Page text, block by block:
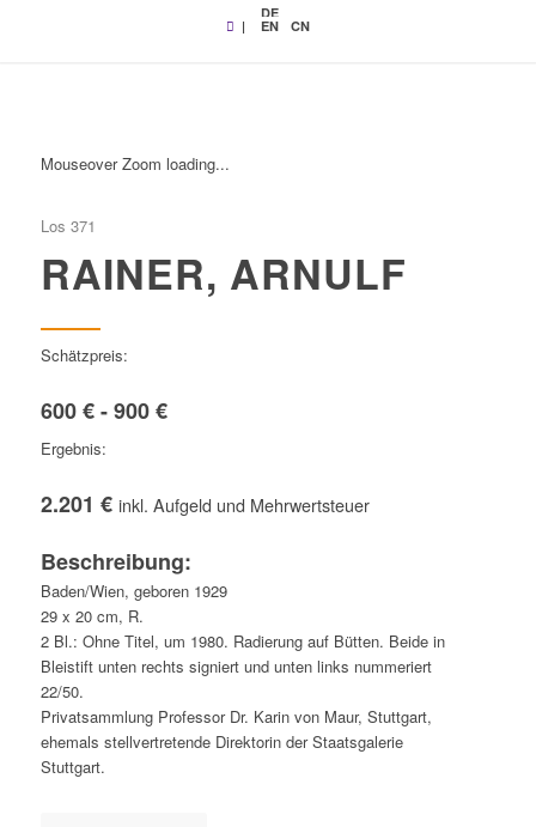
|
DE
EN CN
Mouseover Zoom loading...
Los 371
RAINER, ARNULF
Schätzpreis:
600 € - 900 €
Ergebnis:
2.201 € inkl. Aufgeld und Mehrwertsteuer
Beschreibung:
Baden/Wien, geboren 1929
29 x 20 cm, R.
2 Bl.: Ohne Titel, um 1980. Radierung auf Bütten. Beide in
Bleistift unten rechts signiert und unten links nummeriert
22/50.
Privatsammlung Professor Dr. Karin von Maur, Stuttgart,
ehemals stellvertretende Direktorin der Staatsgalerie
Stuttgart.